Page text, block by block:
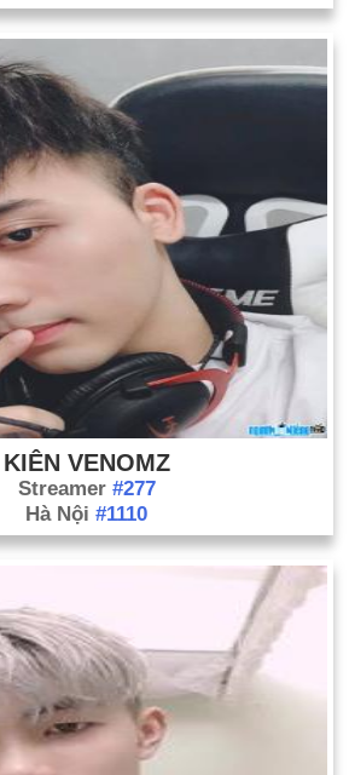
KIÊN VENOMZ
Streamer #277
Hà Nội #1110